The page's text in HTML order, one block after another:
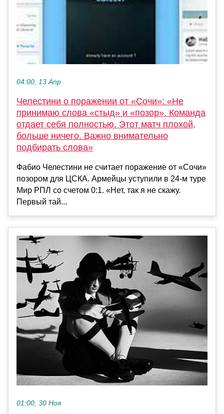
04:00, 13 Апр
Челестини о поражении от «Сочи»: «Не
принимаю слова «стыд» и «позор». Команда
отдает себя полностью. Этот матч плохой,
больше ничего. Важно внимательно
подбирать слова»
Фабио Челестини не считает поражение от «Сочи»
позором для ЦСКА. Армейцы уступили в 24-м туре
Мир РПЛ со счетом 0:1. «Нет, так я не скажу.
Первый тай...
01:00, 30 Ноя